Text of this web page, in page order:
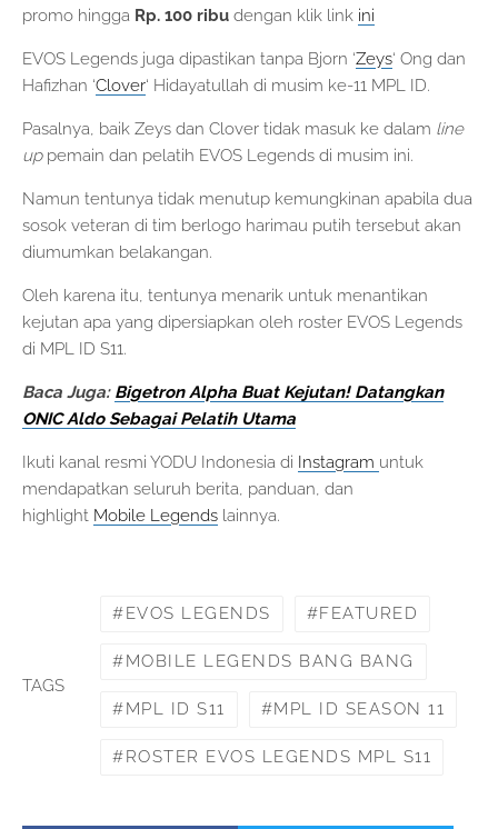
promo hingga Rp. 100 ribu dengan klik link ini
EVOS Legends juga dipastikan tanpa Bjorn ‘Zeys‘ Ong dan
Hafizhan ‘Clover‘ Hidayatullah di musim ke-11 MPL ID.
Pasalnya, baik Zeys dan Clover tidak masuk ke dalam line
uppemain dan pelatih EVOS Legends di musim ini.
Namun tentunya tidak menutup kemungkinan apabila dua
sosok veteran di tim berlogo harimau putih tersebut akan
diumumkan belakangan.
Oleh karena itu, tentunya menarik untuk menantikan
kejutan apa yang dipersiapkan oleh roster EVOS Legends
di MPL ID S11.
Baca Juga: Bigetron Alpha Buat Kejutan! Datangkan
ONIC Aldo Sebagai Pelatih Utama
Ikuti kanal resmi YODU Indonesia di Instagram untuk
mendapatkan seluruh berita, panduan, dan
highlight Mobile Legends lainnya.
TAGS
EVOS LEGENDS FEATURED
MOBILE LEGENDS BANG BANG
MPL ID S11 MPL ID SEASON 11
ROSTER EVOS LEGENDS MPL S11